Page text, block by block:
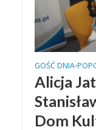
GOŚĆ DNIA•
Alicja
Dom